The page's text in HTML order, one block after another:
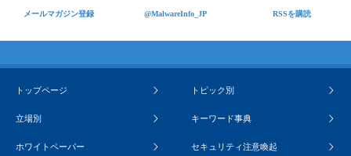
メールマガジン登録 @MalwareInfo_JP RSSを購読
トップページ トピック別
立場別 キーワード事典
ホワイトペーパー セキュリティ注意喚起